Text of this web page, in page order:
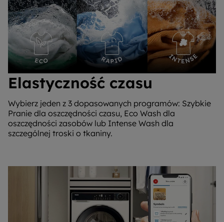
Elastyczność czasu
Wybierz jeden z 3 dopasowanych programów: Szybkie
Pranie dla oszczędności czasu, Eco Wash dla
oszczędności zasobów lub Intense Wash dla
szczególnej troski o tkaniny.